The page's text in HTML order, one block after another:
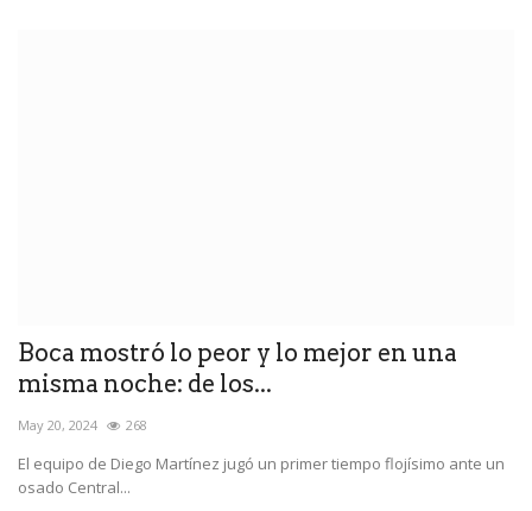
Boca mostró lo peor y lo mejor en una
misma noche: de los...
May 20, 2024 268
El equipo de Diego Martínez jugó un primer tiempo flojísimo ante un
osado Central...